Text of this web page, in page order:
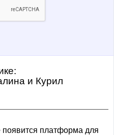
и Курил
платформа для